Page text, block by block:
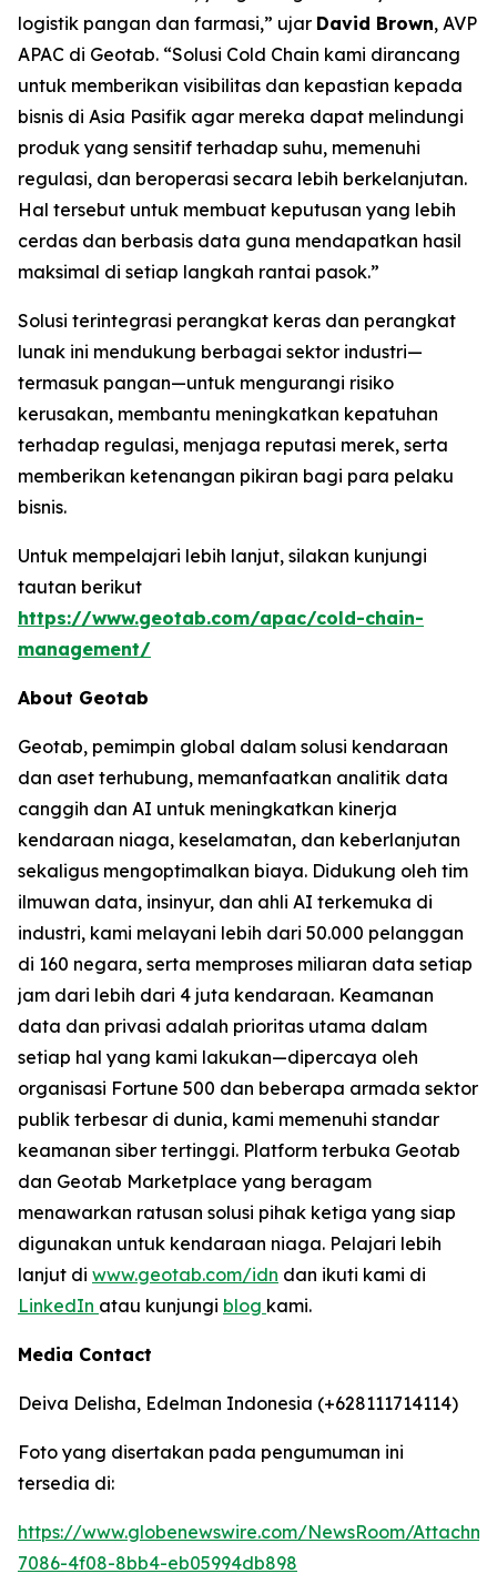
logistik pangan dan farmasi,” ujar David Brown, AVP
APAC di Geotab. “Solusi Cold Chain kami dirancang
untuk memberikan visibilitas dan kepastian kepada
bisnis di Asia Pasifik agar mereka dapat melindungi
produk yang sensitif terhadap suhu, memenuhi
regulasi, dan beroperasi secara lebih berkelanjutan.
Hal tersebut untuk membuat keputusan yang lebih
cerdas dan berbasis data guna mendapatkan hasil
maksimal di setiap langkah rantai pasok.”
Solusi terintegrasi perangkat keras dan perangkat
lunak ini mendukung berbagai sektor industri—
termasuk pangan—untuk mengurangi risiko
kerusakan, membantu meningkatkan kepatuhan
terhadap regulasi, menjaga reputasi merek, serta
memberikan ketenangan pikiran bagi para pelaku
bisnis.
Untuk mempelajari lebih lanjut, silakan kunjungi
tautan berikut
https://www.geotab.com/apac/cold-chain-
management/
About Geotab
Geotab, pemimpin global dalam solusi kendaraan
dan aset terhubung, memanfaatkan analitik data
canggih dan AI untuk meningkatkan kinerja
kendaraan niaga, keselamatan, dan keberlanjutan
sekaligus mengoptimalkan biaya. Didukung oleh tim
ilmuwan data, insinyur, dan ahli AI terkemuka di
industri, kami melayani lebih dari 50.000 pelanggan
di 160 negara, serta memproses miliaran data setiap
jam dari lebih dari 4 juta kendaraan. Keamanan
data dan privasi adalah prioritas utama dalam
setiap hal yang kami lakukan—dipercaya oleh
organisasi Fortune 500 dan beberapa armada sektor
publik terbesar di dunia, kami memenuhi standar
keamanan siber tertinggi. Platform terbuka Geotab
dan Geotab Marketplace yang beragam
menawarkan ratusan solusi pihak ketiga yang siap
digunakan untuk kendaraan niaga. Pelajari lebih
lanjut di www.geotab.com/idn dan ikuti kami di
LinkedIn atau kunjungi blog kami.
Media Contact
Deiva Delisha, Edelman Indonesia (+628111714114)
Foto yang disertakan pada pengumuman ini
tersedia di:
https://www.globenewswire.com/NewsRoom/
7086-4f08-8bb4-eb05994db898